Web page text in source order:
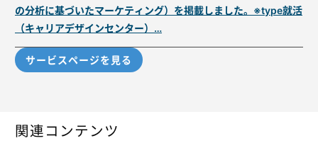
の分析に基づいたマーケティング）を掲載しました。※type就活
（キャリアデザインセンター）…
サービスページを見る
関連コンテンツ